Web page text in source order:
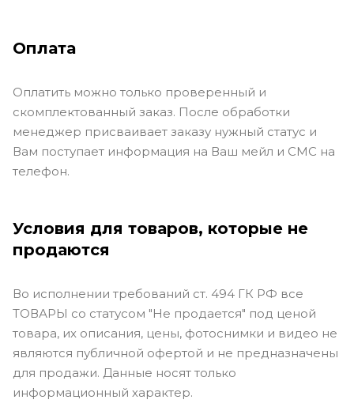
Оплата
Оплатить можно только проверенный и
скомплектованный заказ. После обработки
менеджер присваивает заказу нужный статус и
Вам поступает информация на Ваш мейл и СМС на
телефон.
Условия для товаров, которые не
продаются
Во исполнении требований ст. 494 ГК РФ все
ТОВАРЫ со статусом "Не продается" под ценой
товара, их описания, цены, фотоснимки и видео не
являются публичной офертой и не предназначены
для продажи. Данные носят только
информационный характер.